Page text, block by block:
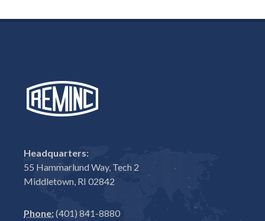
Headquarters:
55 Hammarlund Way, Tech 2
Middletown, RI 02842
Phone:(401) 841-8880